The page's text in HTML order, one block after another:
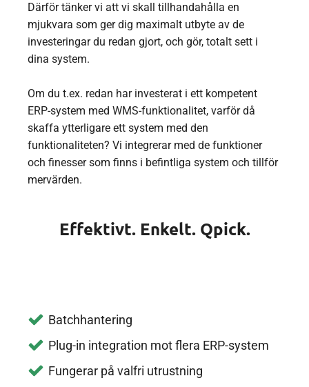
Därför tänker vi att vi skall tillhandahålla en
mjukvara som ger dig maximalt utbyte av de
investeringar du redan gjort, och gör, totalt sett i
dina system.
Om du t.ex. redan har investerat i ett kompetent
ERP-system med WMS-funktionalitet, varför då
skaffa ytterligare ett system med den
funktionaliteten? Vi integrerar med de funktioner
och finesser som finns i befintliga system och tillför
mervärden.
Effektivt. Enkelt. Qpick.
Batchhantering
Plug-in integration mot flera ERP-system
Fungerar på valfri utrustning